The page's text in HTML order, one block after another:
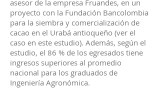
asesor de la empresa Fruandes, en un
proyecto con la Fundación Bancolombia
para la siembra y comercialización de
cacao en el Urabá antioqueño (ver el
caso en este estudio). Además, según el
estudio, el 86 % de los egresados tiene
ingresos superiores al promedio
nacional para los graduados de
Ingeniería Agronómica.